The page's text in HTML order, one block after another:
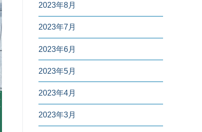
2023年8月
2023年7月
2023年6月
2023年5月
2023年4月
2023年3月